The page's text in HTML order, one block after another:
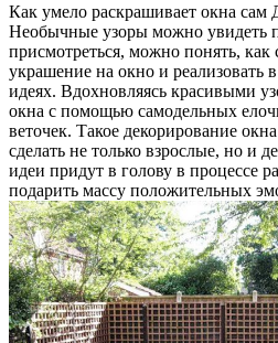
Как умело раскрашивает окна
Необычные узоры можно увидеть
присмотреться, можно понять, как
украшение на окно и реализовать
идеях. Вдохновляясь красивыми
окна с помощью самодельных
веточек. Такое декорирование
сделать не только взрослые, но и
идеи придут в голову в процессе
подарить массу положительных